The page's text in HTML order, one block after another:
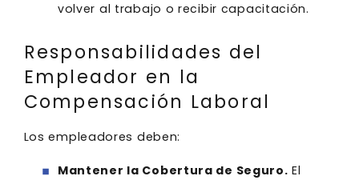
volver al trabajo o recibir capacitación.
Responsabilidades del
Empleador en la
Compensación Laboral
Los empleadores deben:
Mantener la Cobertura de Seguro. El